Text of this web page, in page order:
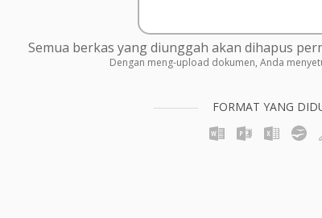
Semua berkas yang diunggah akan dihapus
Dengan meng-upload dokumen, Anda
FORMAT YANG